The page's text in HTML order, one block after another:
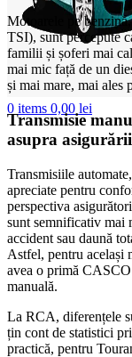
0 items 0,00 lei
Motoarele pe
TSI), sunt percepute
familii și șoferi mai
mai mic față de un
și mai mare, mai ales
Transmisie
asupra asigurării
Transmisiile
apreciate pentru
perspectiva
sunt semnificativ mai
accident sau daună
Astfel, pentru același
avea o primă
manuală.
La RCA, diferențele
țin cont de statistici
practică, pentru